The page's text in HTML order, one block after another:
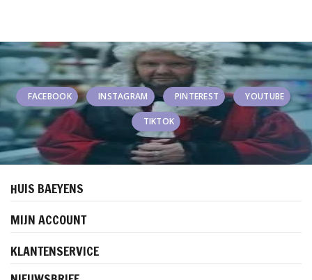
FACEBOOK INSTAGRAM PINTEREST YOUTUBE
TIKTOK
HUIS BAEYENS
MIJN ACCOUNT
KLANTENSERVICE